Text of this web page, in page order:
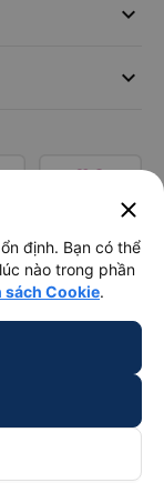
keyboard_arrow_down
keyboard_arrow_down
close
định. Bạn có thể
nào trong phần
sách Cookie.